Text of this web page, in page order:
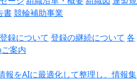
書競輪補助事業
録について 登録の継続について 各
案内
報をAIに最適化して整理し、情報集